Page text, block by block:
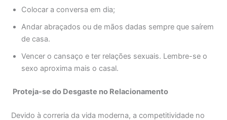
Colocar a conversa em dia;
Andar abraçados ou de mãos dadas sempre que saírem
de casa.
Vencer o cansaço e ter relações sexuais. Lembre-se o
sexo aproxima mais o casal.
Proteja-se do Desgaste no Relacionamento
Devido à correria da vida moderna, a competitividade no